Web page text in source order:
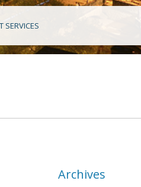
SERVICES
Archives